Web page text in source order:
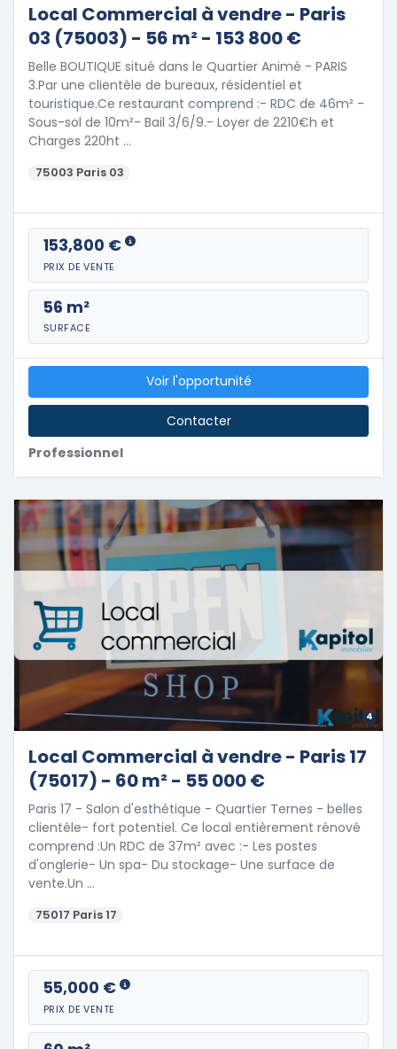
Local Commercial à vendre - Paris
03 (75003) - 56 m² - 153 800 €
Belle BOUTIQUE situé dans le Quartier Animé - PARIS
3.Par une clientèle de bureaux, résidentiel et
touristique.Ce restaurant comprend :- RDC de 46m² -
Sous-sol de 10m²- Bail 3/6/9.- Loyer de 2210€h et
Charges 220ht …
75003 Paris 03
153,800 €
PRIX DE VENTE
56 m²
SURFACE
Professionnel
Voir l'opportunité
Contacter
4
Local Commercial à vendre - Paris 17
(75017) - 60 m² - 55 000 €
Paris 17 - Salon d'esthétique - Quartier Ternes - belles
clientèle- fort potentiel. Ce local entièrement rénové
comprend :Un RDC de 37m² avec :- Les postes
d'onglerie- Un spa- Du stockage- Une surface de
vente.Un …
75017 Paris 17
55,000 €
PRIX DE VENTE